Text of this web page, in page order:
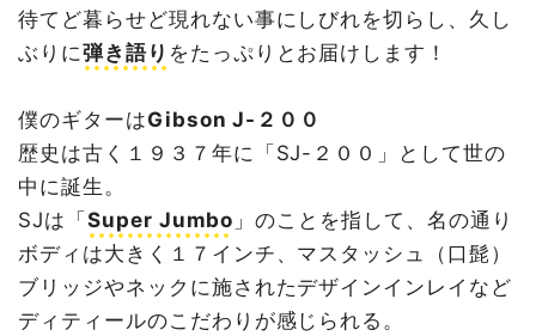
待てど暮らせど現れない事にしびれを切らし、久し
ぶりに弾き語り をたっぷりとお届けします！
僕のギターはGibson J-２００
歴史は古く１９３７年に「SJ-２００」として世の
中に誕生。
SJは「 Super Jumbo 」のことを指して、名の通り
ボディは大きく１７インチ、マスタッシュ（口髭）
ブリッジやネックに施されたデザインインレイなど
ディティールのこだわりが感じられる。